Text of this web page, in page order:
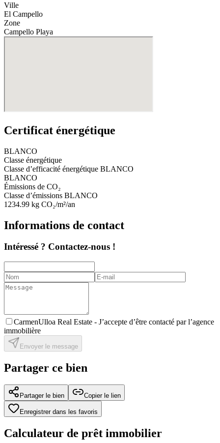
Ville
El Campello
Zone
Campello Playa
Certificat énergétique
BLANCO
Classe énergétique
Classe d’efficacité énergétique BLANCO
BLANCO
Émissions de CO₂
Classe d’émissions BLANCO
1234.99 kg CO₂/m²/an
Informations de contact
Intéressé ? Contactez-nous !
CarmenUlloa Real Estate - J’accepte d’être contacté par l’agence
immobilière
Envoyer le message
Partager ce bien
Partager le bien Copier le lien
Enregistrer dans les favoris
Calculateur de prêt immobilier